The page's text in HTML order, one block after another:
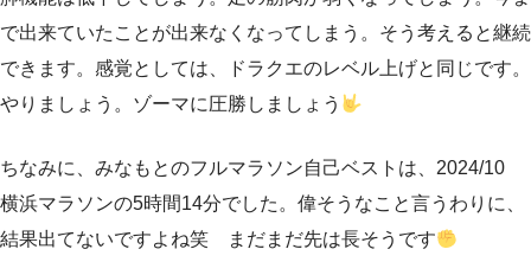
で出来ていたことが出来なくなってしまう。そう考えると継続
できます。感覚としては、ドラクエのレベル上げと同じです。
やりましょう。ゾーマに圧勝しましょう
ちなみに、みなもとのフルマラソン自己ベストは、2024/10
横浜マラソンの5時間14分でした。偉そうなこと言うわりに、
結果出てないですよね笑 まだまだ先は長そうです